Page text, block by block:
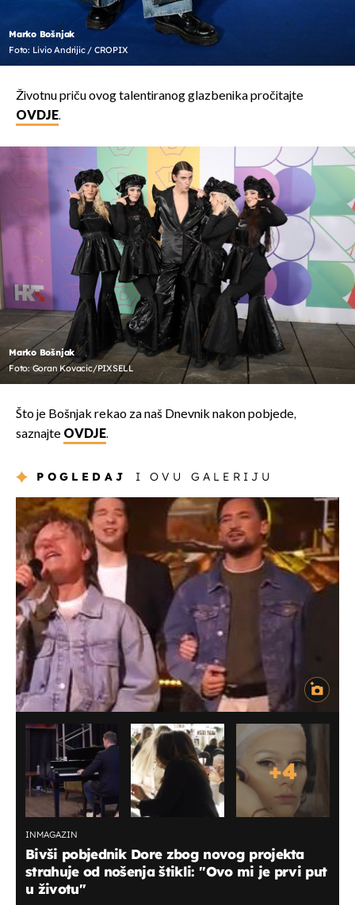
Marko Bošnjak
Foto: Livio Andrijic / CROPIX
Životnu priču ovog talentiranog glazbenika pročitajte
OVDJE.
Marko Bošnjak
Foto: Goran Kovacic/PIXSELL
Što je Bošnjak rekao za naš Dnevnik nakon pobjede,
saznajte OVDJE.
POGLEDAJ I OVU GALERIJU
+4
INMAGAZIN
Bivši pobjednik Dore zbog novog projekta
strahuje od nošenja štikli: ''Ovo mi je prvi put
u životu''